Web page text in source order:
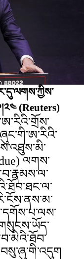
(Reuters)
ལགས་